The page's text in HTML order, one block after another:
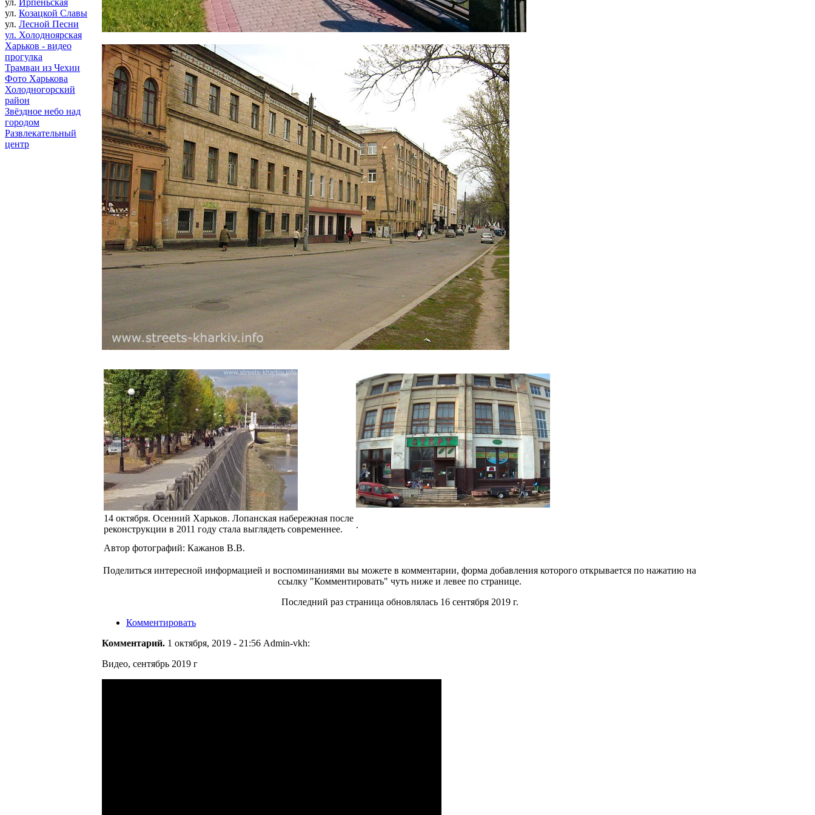
ул. Ирпеньская
ул. Козацкой Славы
ул. Лесной Песни
ул. Холодноярская
Харьков - видео
прогулка
Трамваи из Чехии
Фото Харькова
Холодногорский
район
Звёздное небо над
городом
Развлекательный
центр
14 октября. Осенний Харьков. Лопанская набережная после
реконструкции в 2011 году стала выглядеть современнее.
.
Автор фотографий: Кажанов В.В.
Поделиться интересной информацией и воспоминаниями вы можете в комментарии, форма добавления которого открывается по нажатию на
ссылку "Комментировать" чуть ниже и левее по странице.
Последний раз страница обновлялась 16 сентября 2019 г.
Комментировать
Комментарий. 1 октября, 2019 - 21:56 Admin-vkh:
Видео, сентябрь 2019 г